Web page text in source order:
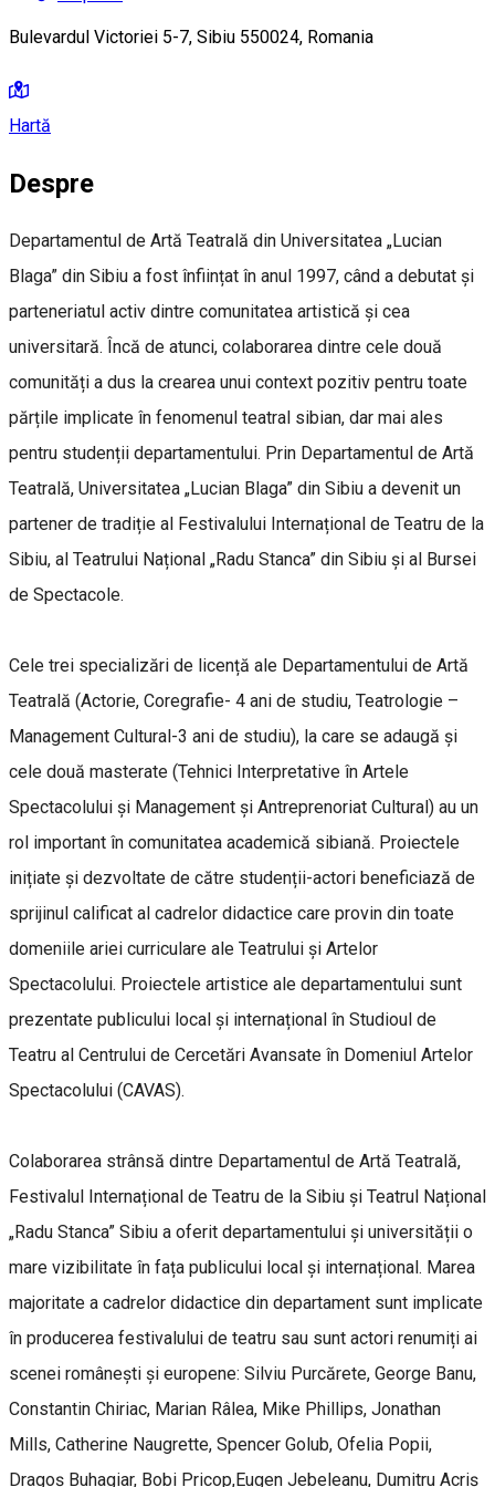
Bulevardul Victoriei 5-7, Sibiu 550024, Romania
Hartă
Despre
Departamentul de Artă Teatrală din Universitatea „Lucian
Blaga” din Sibiu a fost înființat în anul 1997, când a debutat și
parteneriatul activ dintre comunitatea artistică și cea
universitară. Încă de atunci, colaborarea dintre cele două
comunități a dus la crearea unui context pozitiv pentru toate
părțile implicate în fenomenul teatral sibian, dar mai ales
pentru studenții departamentului. Prin Departamentul de Artă
Teatrală, Universitatea „Lucian Blaga” din Sibiu a devenit un
partener de tradiție al Festivalului Internațional de Teatru de la
Sibiu, al Teatrului Național „Radu Stanca” din Sibiu și al Bursei
de Spectacole.
Cele trei specializări de licență ale Departamentului de Artă
Teatrală (Actorie, Coregrafie- 4 ani de studiu, Teatrologie –
Management Cultural-3 ani de studiu), la care se adaugă și
cele două masterate (Tehnici Interpretative în Artele
Spectacolului și Management și Antreprenoriat Cultural) au un
rol important în comunitatea academică sibiană. Proiectele
inițiate și dezvoltate de către studenții-actori beneficiază de
sprijinul calificat al cadrelor didactice care provin din toate
domeniile ariei curriculare ale Teatrului și Artelor
Spectacolului. Proiectele artistice ale departamentului sunt
prezentate publicului local și internațional în Studioul de
Teatru al Centrului de Cercetări Avansate în Domeniul Artelor
Spectacolului (CAVAS).
Colaborarea strânsă dintre Departamentul de Artă Teatrală,
Festivalul Internațional de Teatru de la Sibiu și Teatrul Național
„Radu Stanca” Sibiu a oferit departamentului și universității o
mare vizibilitate în fața publicului local și internațional. Marea
majoritate a cadrelor didactice din departament sunt implicate
în producerea festivalului de teatru sau sunt actori renumiți ai
scenei românești și europene: Silviu Purcărete, George Banu,
Constantin Chiriac, Marian Râlea, Mike Phillips, Jonathan
Mills, Catherine Naugrette, Spencer Golub, Ofelia Popii,
Dragoș Buhagiar, Bobi Pricop,Eugen Jebeleanu, Dumitru Acriș